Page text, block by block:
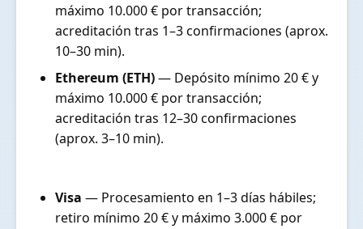
máximo 10.000 € por transacción;
acreditación tras 1–3 confirmaciones (aprox.
10–30 min).
Ethereum (ETH)— Depósito mínimo 20 € y
máximo 10.000 € por transacción;
acreditación tras 12–30 confirmaciones
(aprox. 3–10 min).
Visa — Procesamiento en 1–3 días hábiles;
retiro mínimo 20 € y máximo 3.000 € por